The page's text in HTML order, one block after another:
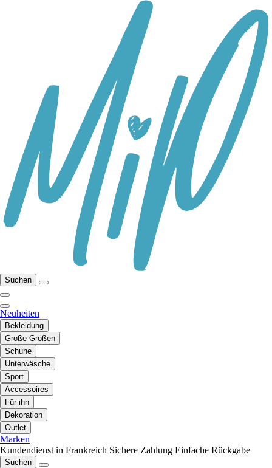
Suchen
Neuheiten
Bekleidung
Große Größen
Schuhe
Unterwäsche
Sport
Accessoires
Für ihn
Dekoration
Outlet
Marken
Kundendienst in Frankreich Sichere Zahlung Einfache Rückgabe
Suchen